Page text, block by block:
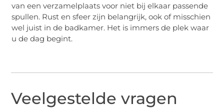
van een verzamelplaats voor niet bij elkaar passende
spullen. Rust en sfeer zijn belangrijk, ook of misschien
wel juist in de badkamer. Het is immers de plek waar
u de dag begint.
Veelgestelde vragen